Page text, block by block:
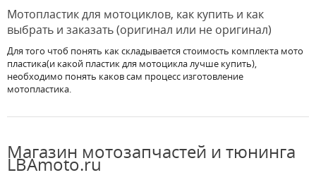
Мотопластик для мотоциклов, как купить и как
выбрать и заказать (оригинал или не оригинал)
Для того чтоб понять как складывается стоимость комплекта мото
пластика(и какой пластик для мотоцикла лучше купить),
необходимо понять каков сам процесс изготовление
мотопластика.
Магазин мотозапчастей и тюнинга
LBAmoto.ru